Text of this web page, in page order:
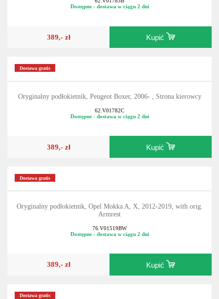
Dostępne - dostawa w ciągu 2 dni
389,- zł Kupić
Dostawa gratis
Oryginalny podłokietnik, Peugeot Boxer, 2006- , Strona kierowcy
62.V01782C
Dostępne - dostawa w ciągu 2 dni
389,- zł Kupić
Dostawa gratis
Oryginalny podłokietnik, Opel Mokka A, X, 2012-2019, with orig.
Armrest
76.V01519BW
Dostępne - dostawa w ciągu 2 dni
389,- zł Kupić
Dostawa gratis